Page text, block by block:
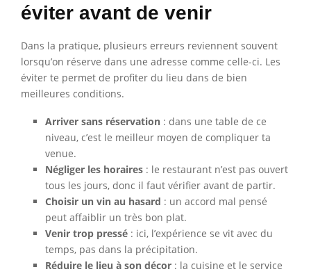
éviter avant de venir
Dans la pratique, plusieurs erreurs reviennent souvent
lorsqu’on réserve dans une adresse comme celle-ci. Les
éviter te permet de profiter du lieu dans de bien
meilleures conditions.
Arriver sans réservation : dans une table de ce
niveau, c’est le meilleur moyen de compliquer ta
venue.
Négliger les horaires : le restaurant n’est pas ouvert
tous les jours, donc il faut vérifier avant de partir.
Choisir un vin au hasard : un accord mal pensé
peut affaiblir un très bon plat.
Venir trop pressé : ici, l’expérience se vit avec du
temps, pas dans la précipitation.
Réduire le lieu à son décor : la cuisine et le service